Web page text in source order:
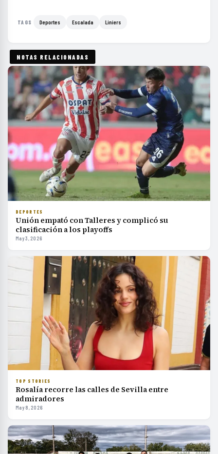
TAGS Deportes Escalada Liniers
NOTAS RELACIONADAS
DEPORTES
Unión empató con Talleres y complicó su
clasificación a los playoffs
May 3, 2026
TOP STORIES
Rosalía recorre las calles de Sevilla entre
admiradores
May 8, 2026